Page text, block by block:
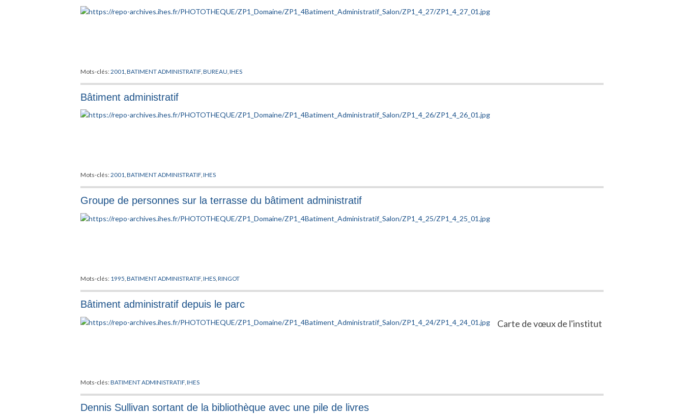
Mots-clés: 2001 ,BATIMENT ADMINISTRATIF ,BUREAU ,IHES
Bâtiment administratif
Mots-clés: 2001 ,BATIMENT ADMINISTRATIF ,IHES
Groupe de personnes sur la terrasse du bâtiment administratif
Mots-clés: 1995 ,BATIMENT ADMINISTRATIF ,IHES ,RINGOT
Bâtiment administratif depuis le parc
Carte de vœux de l'institut
Mots-clés:BATIMENT ADMINISTRATIF ,IHES
Dennis Sullivan sortant de la bibliothèque avec une pile de livres